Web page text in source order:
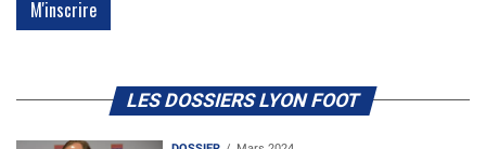
LES DOSSIERS LYON FOOT